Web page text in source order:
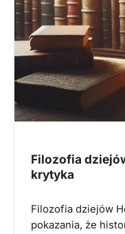
Filozofia
krytyka
Filozofia dziejów
pokazania, że